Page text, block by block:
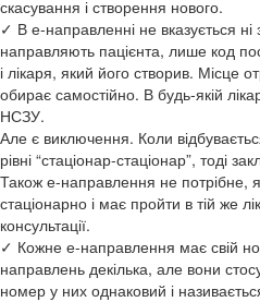
скасування і створення нового.
✓ В е-направленні не вказується ні
направляють пацієнта, лише код
і лікаря, який його створив. Місце
обирає самостійно. В будь-якій
НСЗУ.
Але є виключення. Коли
рівні “стаціонар-стаціонар”, тоді
Також е-направлення не потрібне,
стаціонарно і має пройти в тій же
консультації.
✓ Кожне е-направлення має свій
направлень декілька, але вони
номер у них однаковий і